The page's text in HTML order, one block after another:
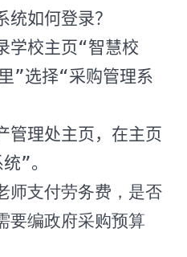
统如何登录？
学校主页“智慧校
”选择“采购管理系
管理处主页，在主页
”。
师支付劳务费，是否
要编政府采购预算